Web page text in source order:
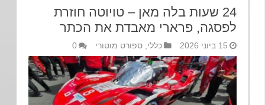
24 שעות בלה מאן – טויוטה חוזרת
לפסגה, פרארי מאבדת את הכתר
15 ביוני 2026 כללי ,ספורט מוטורי